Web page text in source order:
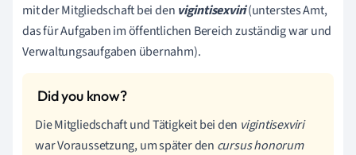
mit der Mitgliedschaft bei den vigintisexviri(unterstes Amt,
das für Aufgaben im öffentlichen Bereich zuständig war und
Verwaltungsaufgaben übernahm).
Die Mitgliedschaft und Tätigkeit bei den vigintisexviri
war Voraussetzung, um später den cursus honorum